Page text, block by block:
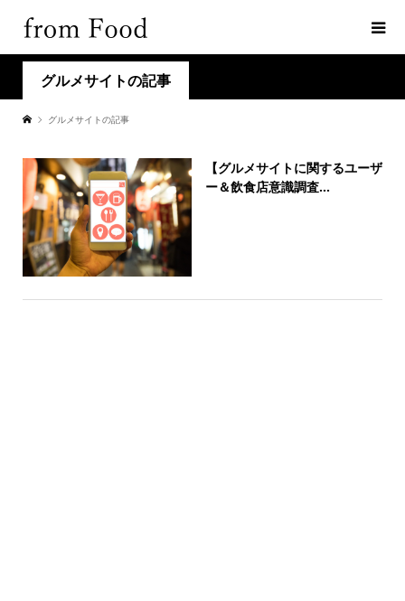
グルメサイトの記事
グルメサイトの記事
【グルメサイトに関するユーザ
ー＆飲食店意識調査...